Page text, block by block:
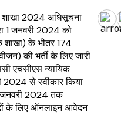
शाखा 2024 अधिसूचना
1 जनवरी 2024 को
शाखा) के भीतर 174
की भर्ती के लिए जारी
एचसीएस न्यायिक
से स्वीकार किया
जनवरी 2024 तक
के लिए ऑनलाइन आवेदन